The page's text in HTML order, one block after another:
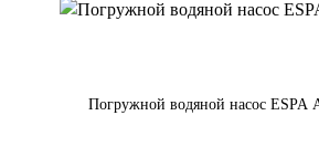
Погружной водяной насос ESPA